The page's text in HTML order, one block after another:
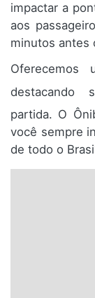
impactar a
aos
minutos antes
Oferecemos
destacando
partida. O
você sempre
de todo o